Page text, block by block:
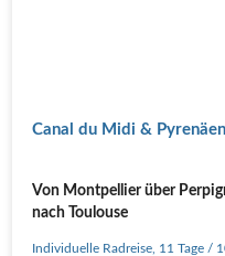
Canal du Midi &
Von Montpellier über Perpignan und Carcassonne
nach Toulouse
Individuelle Radreise 11 Tage /